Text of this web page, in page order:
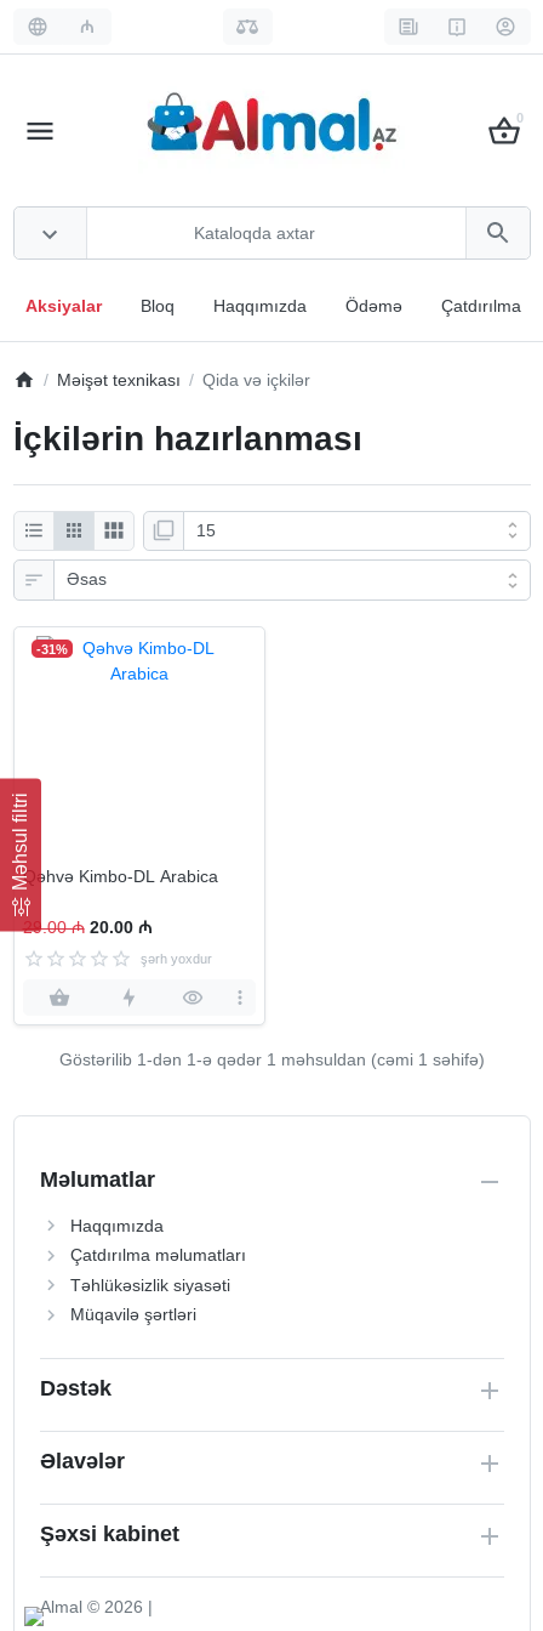
₼
0
Aksiyalar Bloq Haqqımızda Ödəmə Çatdırılma
Məhsul filtri
Məişət texnikası Qida və içkilər
İçkilərin hazırlanması
-31%
Qəhvə Kimbo-DL Arabica
29.00 ₼ 20.00 ₼
şərh yoxdur
Göstərilib 1-dən 1-ə qədər 1 məhsuldan (cəmi 1 səhifə)
Məlumatlar
Haqqımızda
Çatdırılma məlumatları
Təhlükəsizlik siyasəti
Müqavilə şərtləri
Dəstək
Əlavələr
Şəxsi kabinet
Almal © 2026 |